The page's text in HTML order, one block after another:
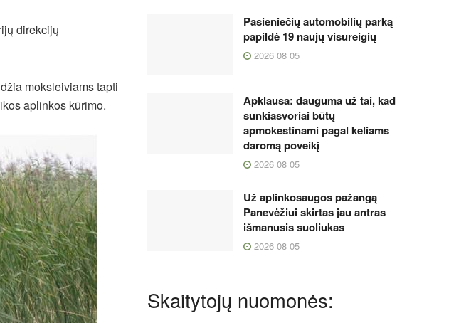
direkcijų
moksleiviams tapti
aplinkos kūrimo.
Pasieniečių automobilių parką
papildė 19 naujų visureigių
2026 08 05
Apklausa: dauguma už tai, kad
sunkiasvoriai būtų
apmokestinami pagal keliams
daromą poveikį
2026 08 05
Už aplinkosaugos pažangą
Panevėžiui skirtas jau antras
išmanusis suoliukas
2026 08 05
Skaitytojų nuomonės: